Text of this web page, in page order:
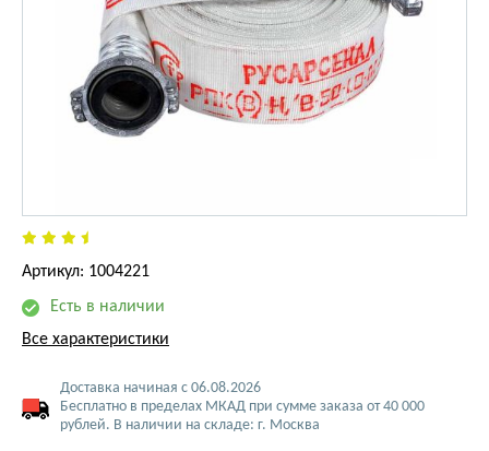
Артикул: 1004221
Есть в наличии
Все характеристики
Доставка начиная с 06.08.2026
Бесплатно в пределах МКАД при сумме заказа от 40 000
рублей. В наличии на складе: г. Москва